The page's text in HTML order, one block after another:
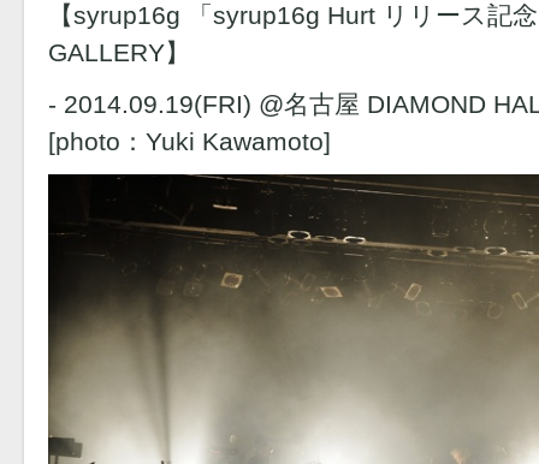
【syrup16g 「syrup16g Hurt リリース記
GALLERY】
- 2014.09.19(FRI) @名古屋 DIAMOND
[photo：Yuki Kawamoto]